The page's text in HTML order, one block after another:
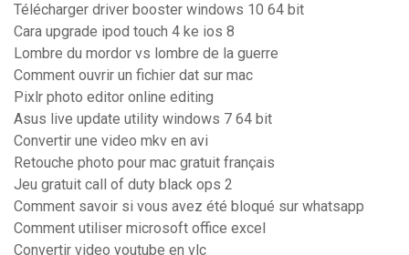
Télécharger driver booster windows 10 64 bit
Cara upgrade ipod touch 4 ke ios 8
Lombre du mordor vs lombre de la guerre
Comment ouvrir un fichier dat sur mac
Pixlr photo editor online editing
Asus live update utility windows 7 64 bit
Convertir une video mkv en avi
Retouche photo pour mac gratuit français
Jeu gratuit call of duty black ops 2
Comment savoir si vous avez été bloqué sur whatsapp
Comment utiliser microsoft office excel
Convertir video youtube en vlc